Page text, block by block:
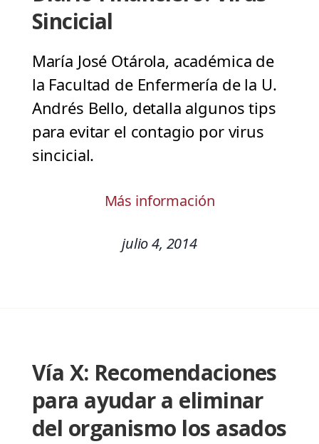
Sincicial
María José Otárola, académica de
la Facultad de Enfermería de la U.
Andrés Bello, detalla algunos tips
para evitar el contagio por virus
sincicial.
Más información
julio 4, 2014
Vía X: Recomendaciones
para ayudar a eliminar
del organismo los asados